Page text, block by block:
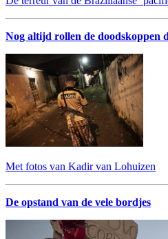
Nog altijd rollen de doodskoppen
Met fotos van Kadir van Lohuizen
De opstand van de vele bordjes